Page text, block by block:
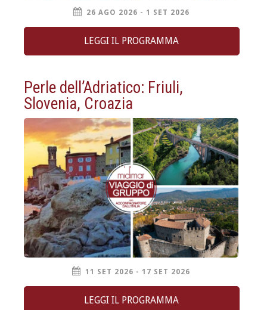
26 AGO 2026 - 1 SET 2026
LEGGI IL PROGRAMMA
Perle dell’Adriatico: Friuli,
Slovenia, Croazia
11 SET 2026 - 17 SET 2026
LEGGI IL PROGRAMMA